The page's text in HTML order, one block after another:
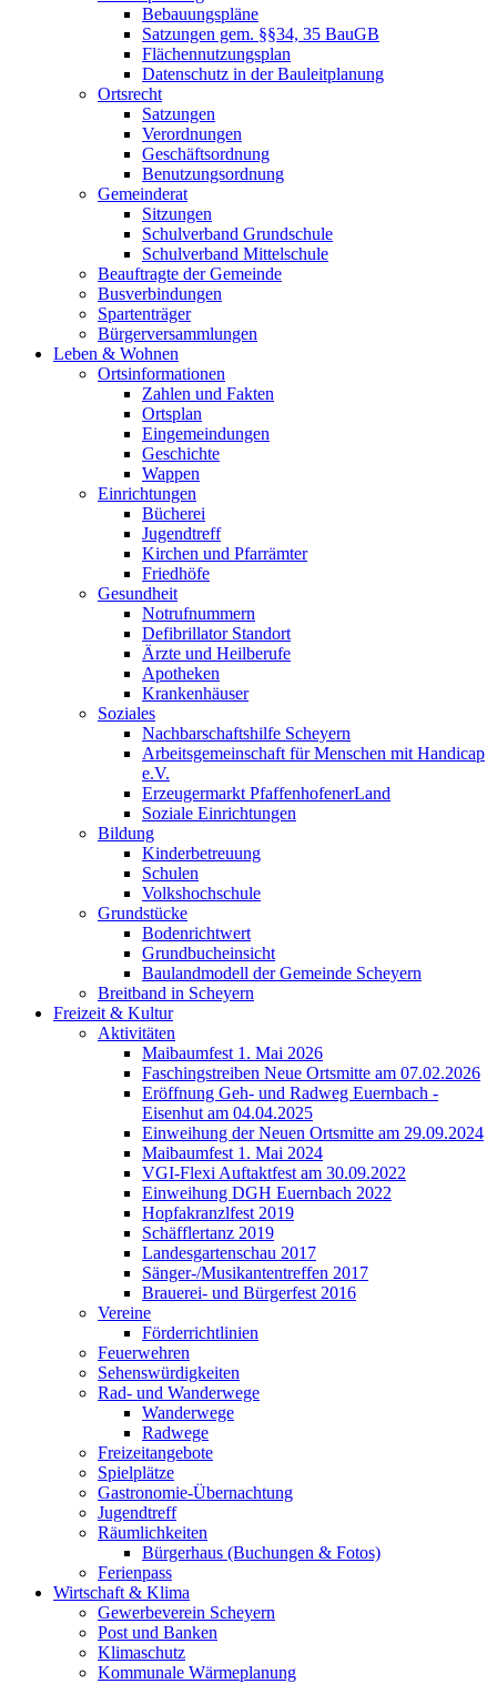
Bebauungspläne
Satzungen gem. §§34, 35 BauGB
Flächennutzungsplan
Datenschutz in der Bauleitplanung
Ortsrecht
Satzungen
Verordnungen
Geschäftsordnung
Benutzungsordnung
Gemeinderat
Sitzungen
Schulverband Grundschule
Schulverband Mittelschule
Beauftragte der Gemeinde
Busverbindungen
Spartenträger
Bürgerversammlungen
Leben & Wohnen
Ortsinformationen
Zahlen und Fakten
Ortsplan
Eingemeindungen
Geschichte
Wappen
Einrichtungen
Bücherei
Jugendtreff
Kirchen und Pfarrämter
Friedhöfe
Gesundheit
Notrufnummern
Defibrillator Standort
Ärzte und Heilberufe
Apotheken
Krankenhäuser
Soziales
Nachbarschaftshilfe Scheyern
Arbeitsgemeinschaft für Menschen mit Handicap
e.V.
Erzeugermarkt PfaffenhofenerLand
Soziale Einrichtungen
Bildung
Kinderbetreuung
Schulen
Volkshochschule
Grundstücke
Bodenrichtwert
Grundbucheinsicht
Baulandmodell der Gemeinde Scheyern
Breitband in Scheyern
Freizeit & Kultur
Aktivitäten
Maibaumfest 1. Mai 2026
Faschingstreiben Neue Ortsmitte am 07.02.2026
Eröffnung Geh- und Radweg Euernbach -
Eisenhut am 04.04.2025
Einweihung der Neuen Ortsmitte am 29.09.2024
Maibaumfest 1. Mai 2024
VGI-Flexi Auftaktfest am 30.09.2022
Einweihung DGH Euernbach 2022
Hopfakranzlfest 2019
Schäfflertanz 2019
Landesgartenschau 2017
Sänger-/Musikantentreffen 2017
Brauerei- und Bürgerfest 2016
Vereine
Förderrichtlinien
Feuerwehren
Sehenswürdigkeiten
Rad- und Wanderwege
Wanderwege
Radwege
Freizeitangebote
Spielplätze
Gastronomie-Übernachtung
Jugendtreff
Räumlichkeiten
Bürgerhaus (Buchungen & Fotos)
Ferienpass
Wirtschaft & Klima
Gewerbeverein Scheyern
Post und Banken
Klimaschutz
Kommunale Wärmeplanung